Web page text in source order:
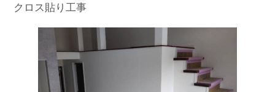
クロス貼り工事